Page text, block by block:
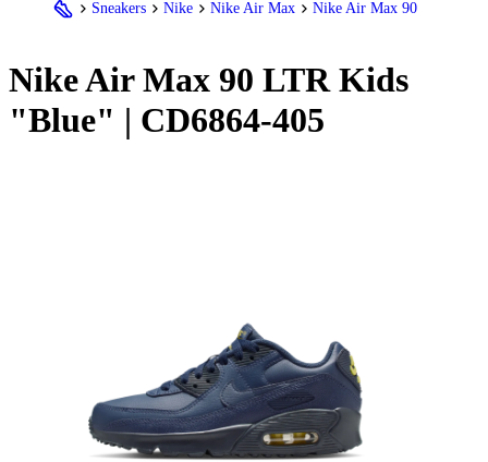
Sneakers Nike Nike Air Max Nike Air Max 90
NikeAir Max 90 LTR Kids
"Blue" | CD6864-405